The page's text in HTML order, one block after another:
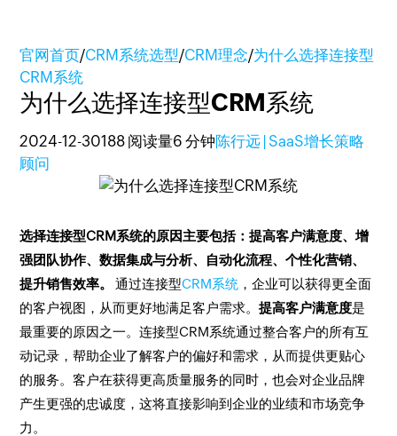
官网首页/CRM系统选型/CRM理念/为什么选择连接型
CRM系统
为什么选择连接型CRM系统
2024-12-30188 阅读量6 分钟陈行远 | SaaS增长策略
顾问
选择连接型CRM系统的原因主要包括：提高客户满意度、增
强团队协作、数据集成与分析、自动化流程、个性化营销、
提升销售效率。
通过连接型CRM系统 ，企业可以获得更全面
的客户视图，从而更好地满足客户需求。提高客户满意度是
最重要的原因之一。连接型CRM系统通过整合客户的所有互
动记录，帮助企业了解客户的偏好和需求，从而提供更贴心
的服务。客户在获得更高质量服务的同时，也会对企业品牌
产生更强的忠诚度，这将直接影响到企业的业绩和市场竞争
力。